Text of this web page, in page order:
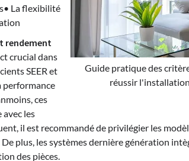
Guide pratique des
réussir
La flexibilité
rendement
crucial dans
SEER et
performance
ces
les
il est recommandé de privilégier les
plus, les systèmes dernière génération
des pièces.